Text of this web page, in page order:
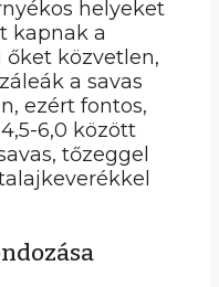
helyeket
kapnak a
őket közvetlen,
a savas
ezért fontos,
6,0 között
tőzeggel